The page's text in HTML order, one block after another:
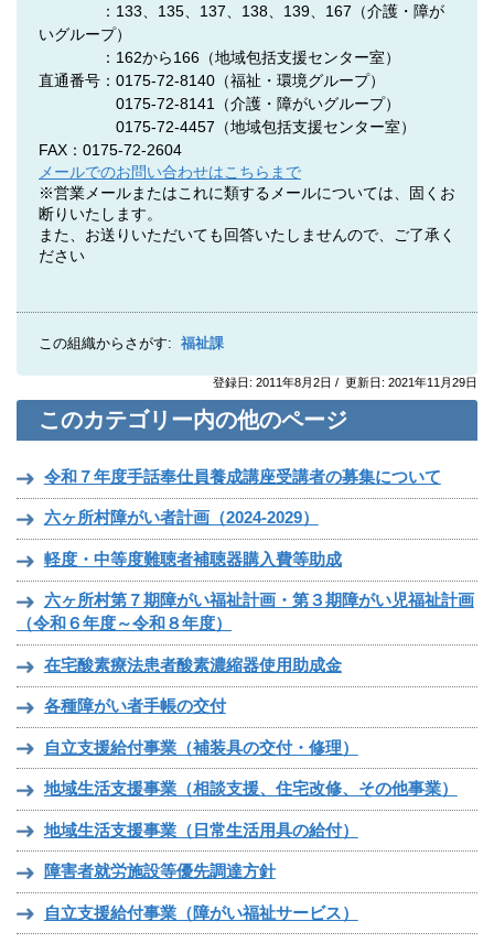
：133、135、137、138、139、167（介護・障が
いグループ）
：162から166（地域包括支援センター室）
直通番号：0175-72-8140 （福祉・環境グループ）
0175-72-8141
（介護・障がいグループ）
0175-72-4457 （地域包括支援センター室）
FAX：0175-72-2604
メールでのお問い合わせはこちらまで
※営業メールまたはこれに類するメールについては、固くお
断りいたします。
また、お送りいただいても回答いたしませんので、ご了承く
ださい
この組織からさがす: 福祉課
登録日: 2011年8月2日 / 更新日: 2021年11月29日
このカテゴリー内の他のページ
令和７年度手話奉仕員養成講座受講者の募集について
六ヶ所村障がい者計画（2024-2029）
軽度・中等度難聴者補聴器購入費等助成
六ヶ所村第７期障がい福祉計画・第３期障がい児福祉計画
（令和６年度～令和８年度）
在宅酸素療法患者酸素濃縮器使用助成金
各種障がい者手帳の交付
自立支援給付事業（補装具の交付・修理）
地域生活支援事業（相談支援、住宅改修、その他事業）
地域生活支援事業（日常生活用具の給付）
障害者就労施設等優先調達方針
自立支援給付事業（障がい福祉サービス）